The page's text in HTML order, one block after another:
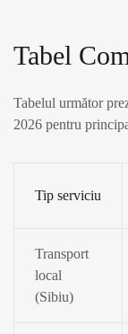
Tabel
Tabelul următor
2026 pentru
Tip serviciu
Transport
local
(Sibiu)